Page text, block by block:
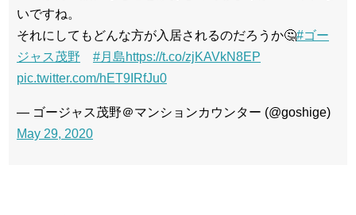
いですね。
それにしてもどんな方が入居されるのだろうか🤔#ゴー
ジャス茂野
#月島https://t.co/zjKAVkN8EP
pic.twitter.com/hET9IRfJu0
— ゴージャス茂野＠マンションカウンター (@goshige)
May 29, 2020